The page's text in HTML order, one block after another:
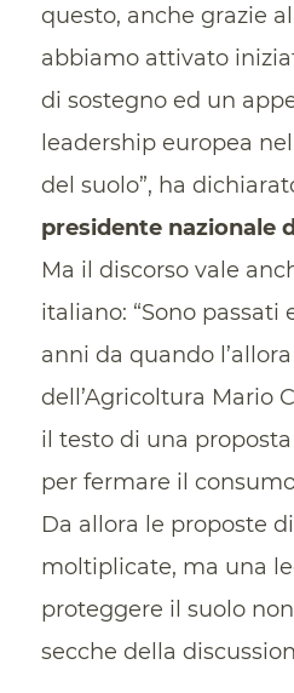
questo, anche grazie
abbiamo attivato
di sostegno ed un
leadership europea
del suolo”, ha
presidente nazionale
Ma il discorso vale
italiano: “Sono passati
anni da quando
dell’Agricoltura Mario
il testo di una
per fermare il
Da allora le proposte
moltiplicate, ma una
proteggere il suolo
secche della